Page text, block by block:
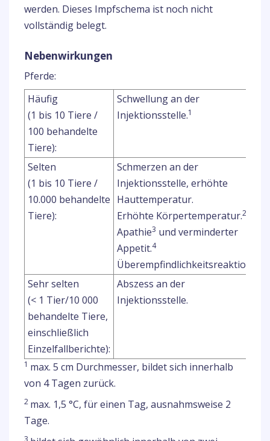
werden. Dieses Impfschema ist noch nicht
vollständig belegt.
Nebenwirkungen
Pferde:
Häufig
(1 bis 10 Tiere /
100 behandelte
Tiere):
Schwellung an der
Injektionsstelle.1
Selten
(1 bis 10 Tiere /
10.000 behandelte
Tiere):
Schmerzen an der
Injektionsstelle, erhöhte
Hauttemperatur.
Erhöhte Körpertemperatur.2
Apathie3 und verminderter
Appetit.4
Überempfindlichkeitsreaktion.
Sehr selten
(< 1 Tier/10 000
behandelte Tiere,
einschließlich
Einzelfallberichte):
Abszess an der
Injektionsstelle.
1 max. 5 cm Durchmesser, bildet sich innerhalb
von 4 Tagen zurück.
2 max. 1,5 °C, für einen Tag, ausnahmsweise 2
Tage.
3